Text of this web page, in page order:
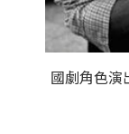
國劇角色演